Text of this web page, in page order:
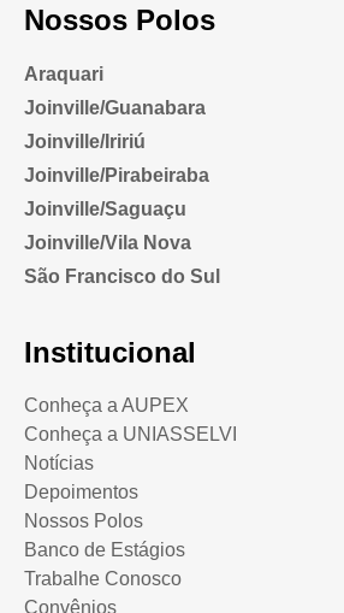
Nossos Polos
Araquari
Joinville/Guanabara
Joinville/Iririú
Joinville/Pirabeiraba
Joinville/Saguaçu
Joinville/Vila Nova
São Francisco do Sul
Institucional
Conheça a AUPEX
Conheça a UNIASSELVI
Notícias
Depoimentos
Nossos Polos
Banco de Estágios
Trabalhe Conosco
Convênios